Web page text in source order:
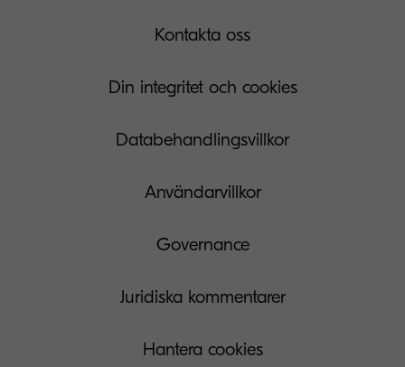
Kontakta oss
Din integritet och cookies
Databehandlingsvillkor
Användarvillkor
Governance
Juridiska kommentarer
Hantera cookies